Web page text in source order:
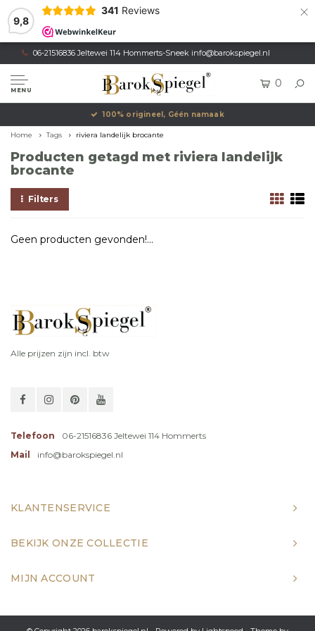
9,8
341 Reviews ×
06-21516836 Jeltewei 114 Hommerts-Sneek info@barokspiegel.nl
MENU
0
100% origineel, Géén namaak
Home Tags riviera landelijk brocante
Producten getagd met riviera landelijk
brocante
Filters
Geen producten gevonden!...
Alle prijzen zijn incl. btw
Telefoon
06-21516836 Jeltewei 114 Hommerts
Mail
info@barokspiegel.nl
KLANTENSERVICE
BEKIJK ONZE COLLECTIE
MIJN ACCOUNT